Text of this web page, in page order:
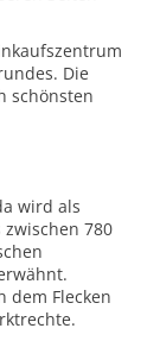
Die
schönsten
wird als
780
dem Flecken